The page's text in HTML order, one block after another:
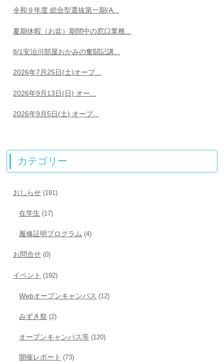
令和９年度 総合型選抜第一期(A...
夏期休暇（お盆）期間中の窓口業務...
8/1安治川部屋おかみの奮闘記講...
2026年7月25日(土)オープ...
2026年9月13日(日) オー...
2026年9月5日(土) オープ...
カテゴリー
おしらせ (191)
在学生 (17)
履修証明プログラム (4)
お問合せ (0)
イベント (192)
Webオープンキャンパス (12)
みずき祭 (2)
オープンキャンパス等 (120)
開催レポート (73)